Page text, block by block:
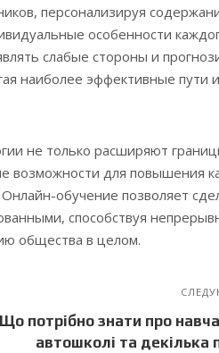
персонализируя
особенности
слабые стороны и
наиболее эффективные пути
не только расширяют
возможности для повышения
обучение позволяет
способствуя
общества в целом.
Що потрібно знати про
автошколі та декілька